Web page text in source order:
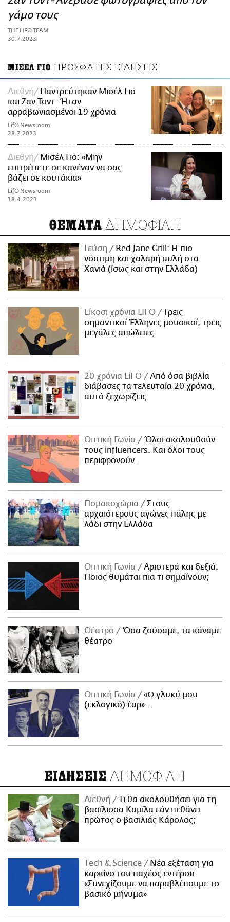
ΑΜΠΑ
PRINT
γάμο τους
THE LIFO TEAM
30.7.2023
ΜΙΣΕΛ ΓΙΟ ΠΡΟΣΦΑΤΕΣ ΕΙΔΗΣΕΙΣ
Διεθνή
Παντρεύτηκαν Μισέλ Γιο
και Ζαν Τοντ- Ήταν
αρραβωνιασμένοι 19 χρόνια
LifO Newsroom
28.7.2023
Διεθνή
Μισέλ Γιο: «Μην
επιτρέπετε σε κανέναν να σας
βάζει σε κουτάκια»
LifO Newsroom
18.4.2023
ΘΕΜΑΤΑ ΔΗΜΟΦΙΛΗ
Γεύση
Red Jane Grill: Η πιο
νόστιμη και χαλαρή αυλή στα
Χανιά (ίσως και στην Ελλάδα)
Είκοσι χρόνια LIFO
Tρεις
σημαντικοί Έλληνες μουσικοί, τρεις
μεγάλες απώλειες
20 χρόνια LiFO
Από όσα βιβλία
διάβασες τα τελευταία 20 χρόνια,
αυτό ξεχωρίζεις
Οπτική Γωνία
Όλοι ακολουθούν
τους influencers. Και όλοι τους
περιφρονούν.
Πομακοχώρια
Στους
αρχαιότερους αγώνες πάλης με
λάδι στην Ελλάδα
Οπτική Γωνία
Αριστερά και δεξιά:
Ποιος θυμάται πια τι σημαίνουν;
Θέατρο
Όσα ζούσαμε, τα κάναμε
θέατρο
Οπτική Γωνία
«Ω γλυκύ μου
(εκλογικό) έαρ»…
ΕΙΔΗΣΕΙΣ ΔΗΜΟΦΙΛΗ
Διεθνή
Τι θα ακολουθήσει για τη
βασίλισσα Καμίλα εάν πεθάνει
πρώτος ο βασιλιάς Κάρολος;
Τech & Science
Νέα εξέταση για
καρκίνο του παχέος εντέρου:
«Συνεχίζουμε να παραβλέπουμε το
βασικό μήνυμα»